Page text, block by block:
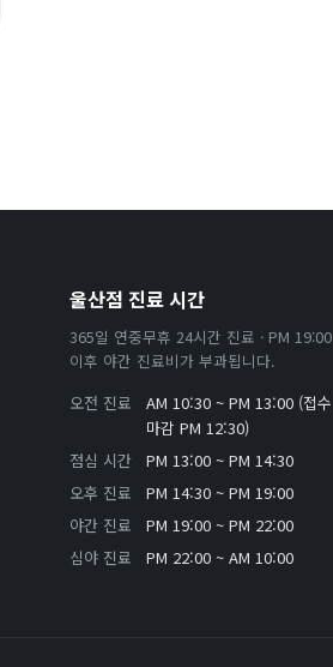
울산점 진료 시간
365일 연중무휴 24시간 진료 · PM 19:00
이후 야간 진료비가 부과됩니다.
오전 진료
AM 10:30 ~ PM 13:00 (접수
마감 PM 12:30)
점심 시간
PM 13:00 ~ PM 14:30
오후 진료
PM 14:30 ~ PM 19:00
야간 진료
PM 19:00 ~ PM 22:00
심야 진료
PM 22:00 ~ AM 10:00